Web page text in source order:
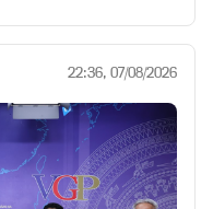
22:36, 07/08/2026